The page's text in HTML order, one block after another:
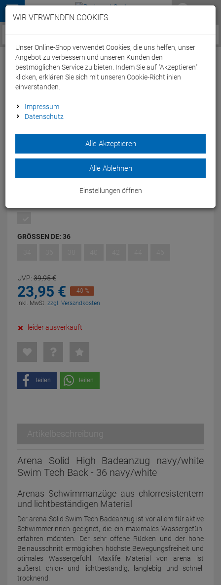
Menü
Service / Hilfe
Arena Solid High Badeanzug navy/white
Swim Tech Back - 36 navy/white
Der arena Solid Swim Tech Badeanzug ist vor allem für aktive
Schwimmerinnen geeignet, die ein maximales Wassergefühl
GRÖSSEN DE: 36
UVP: 39,95€
23,95 €
-40 %
inkl. MwSt. zzgl. Versandkosten
leider ausverkauft
teilen teilen
Artikelbeschreibung
Arena Solid High Badeanzug navy/white
Swim Tech Back - 36 navy/white
Arenas Schwimmanzüge aus chlorresistentem
und lichtbeständigen Material
Der arena Solid Swim Tech Badeanzug ist vor allem für aktive
Schwimmerinnen geeignet, die ein maximales Wassergefühl
erfahren möchten. Der sehr offene Rücken und der hohe
Beinausschnitt ermöglichen höchste Bewegungsfreiheit und
otimales Wassergefühl. Maxlife Material von arena ist
äußerst chlor- und lichtbeständig, langlebig und schnell
trocknend.
WIR VERWENDEN COOKIES
Unser Online-Shop verwendet Cookies, die uns helfen, unser
Angebot zu verbessern und unseren Kunden den
bestmöglichen Service zu bieten. Indem Sie auf "Akzeptieren"
klicken, erklären Sie sich mit unseren Cookie-Richtlinien
einverstanden.
Impressum
Datenschutz
Alle Akzeptieren
Alle Ablehnen
Einstellungen öffnen